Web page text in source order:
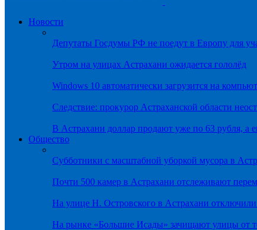
Новости
Депутаты Госдумы РФ не поедут в Европу для
Утром на улицах Астрахани ожидается гололёд
Windows 10 автоматически загрузится на
Следствие: прокурор Астраханской области
В Астрахани доллар продают уже по 63 рубля, а
Общество
Субботники с масштабной уборкой мусора в
Почти 500 камер в Астрахани отслеживают
На улице Н. Островского в Астрахани
На рынке «Большие Исады» зачищают улицы от